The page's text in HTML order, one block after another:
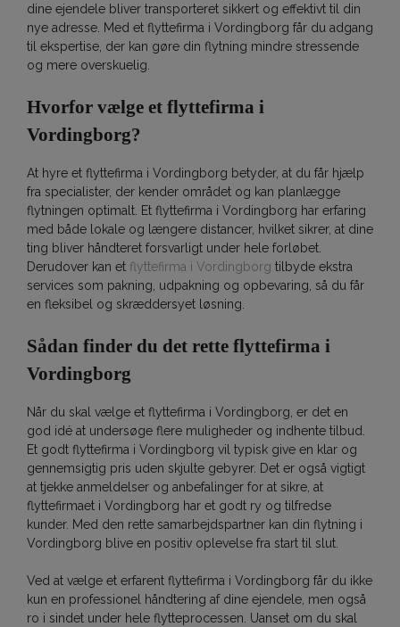
dine ejendele bliver transporteret sikkert og effektivt til din
nye adresse. Med et flyttefirma i Vordingborg får du adgang
til ekspertise, der kan gøre din flytning mindre stressende
og mere overskuelig.
Hvorfor vælge et flyttefirma i
Vordingborg?
At hyre et flyttefirma i Vordingborg betyder, at du får hjælp
fra specialister, der kender området og kan planlægge
flytningen optimalt. Et flyttefirma i Vordingborg har erfaring
med både lokale og længere distancer, hvilket sikrer, at dine
ting bliver håndteret forsvarligt under hele forløbet.
Derudover kan et flyttefirma i Vordingborg tilbyde ekstra
services som pakning, udpakning og opbevaring, så du får
en fleksibel og skræddersyet løsning.
Sådan finder du det rette flyttefirma i
Vordingborg
Når du skal vælge et flyttefirma i Vordingborg, er det en
god idé at undersøge flere muligheder og indhente tilbud.
Et godt flyttefirma i Vordingborg vil typisk give en klar og
gennemsigtig pris uden skjulte gebyrer. Det er også vigtigt
at tjekke anmeldelser og anbefalinger for at sikre, at
flyttefirmaet i Vordingborg har et godt ry og tilfredse
kunder. Med den rette samarbejdspartner kan din flytning i
Vordingborg blive en positiv oplevelse fra start til slut.
Ved at vælge et erfarent flyttefirma i Vordingborg får du ikke
kun en professionel håndtering af dine ejendele, men også
ro i sindet under hele flytteprocessen. Uanset om du skal